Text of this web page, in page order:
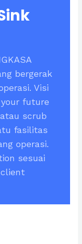
bergerak
Visi
your future
scrub
fasilitas
operasi.
sesuai